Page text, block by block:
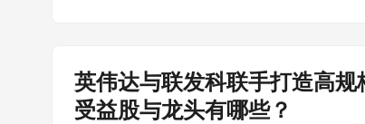
英伟达与联发科联手打造高
受益股与龙头有哪些？